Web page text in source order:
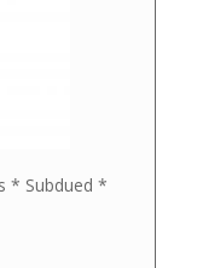
* Subdued *